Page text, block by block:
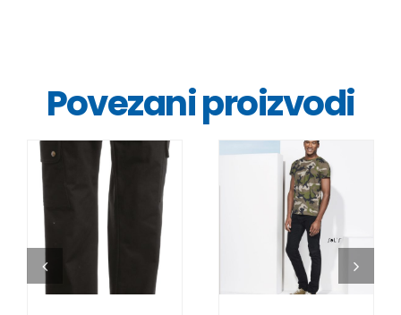
Povezani proizvodi
DETALJI DETALJI